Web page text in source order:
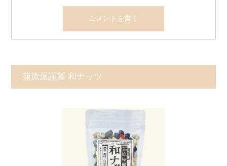
蒲原屋謹製 和ナッツ